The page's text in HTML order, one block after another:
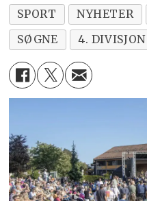
SPORT NYHETER
SØGNE
4. DIVISJON